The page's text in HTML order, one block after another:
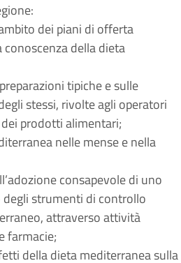
dei piani di offerta
della dieta
tipiche e sulle
stessi, rivolte agli operatori
prodotti alimentari;
nelle mense e nella
consapevole di uno
degli strumenti di controllo
attraverso attività
farmacie;
della dieta mediterranea sulla